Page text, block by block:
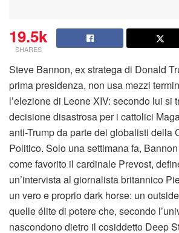
19.5k
SHARES
Steve Bannon, ex stratega di Donald
prima presidenza, non usa mezzi
l’elezione di Leone XIV: secondo lui si
decisione disastrosa per i cattolici
anti-Trump da parte dei globalisti della
Politico. Solo una settimana fa,
come favorito il cardinale Prevost,
un’intervista al giornalista britannico
un vero e proprio dark horse: un
quelle élite di potere che, secondo
nascondono dietro il cosiddetto Deep